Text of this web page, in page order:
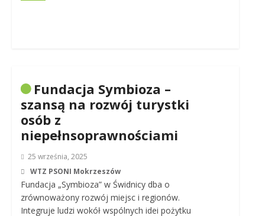
Fundacja Symbioza –
szansą na rozwój turystki
osób z
niepełnsoprawnościami
25 września, 2025
WTZ PSONI Mokrzeszów
Fundacja „Symbioza” w Świdnicy dba o
zrównoważony rozwój miejsc i regionów.
Integruje ludzi wokół wspólnych idei pożytku